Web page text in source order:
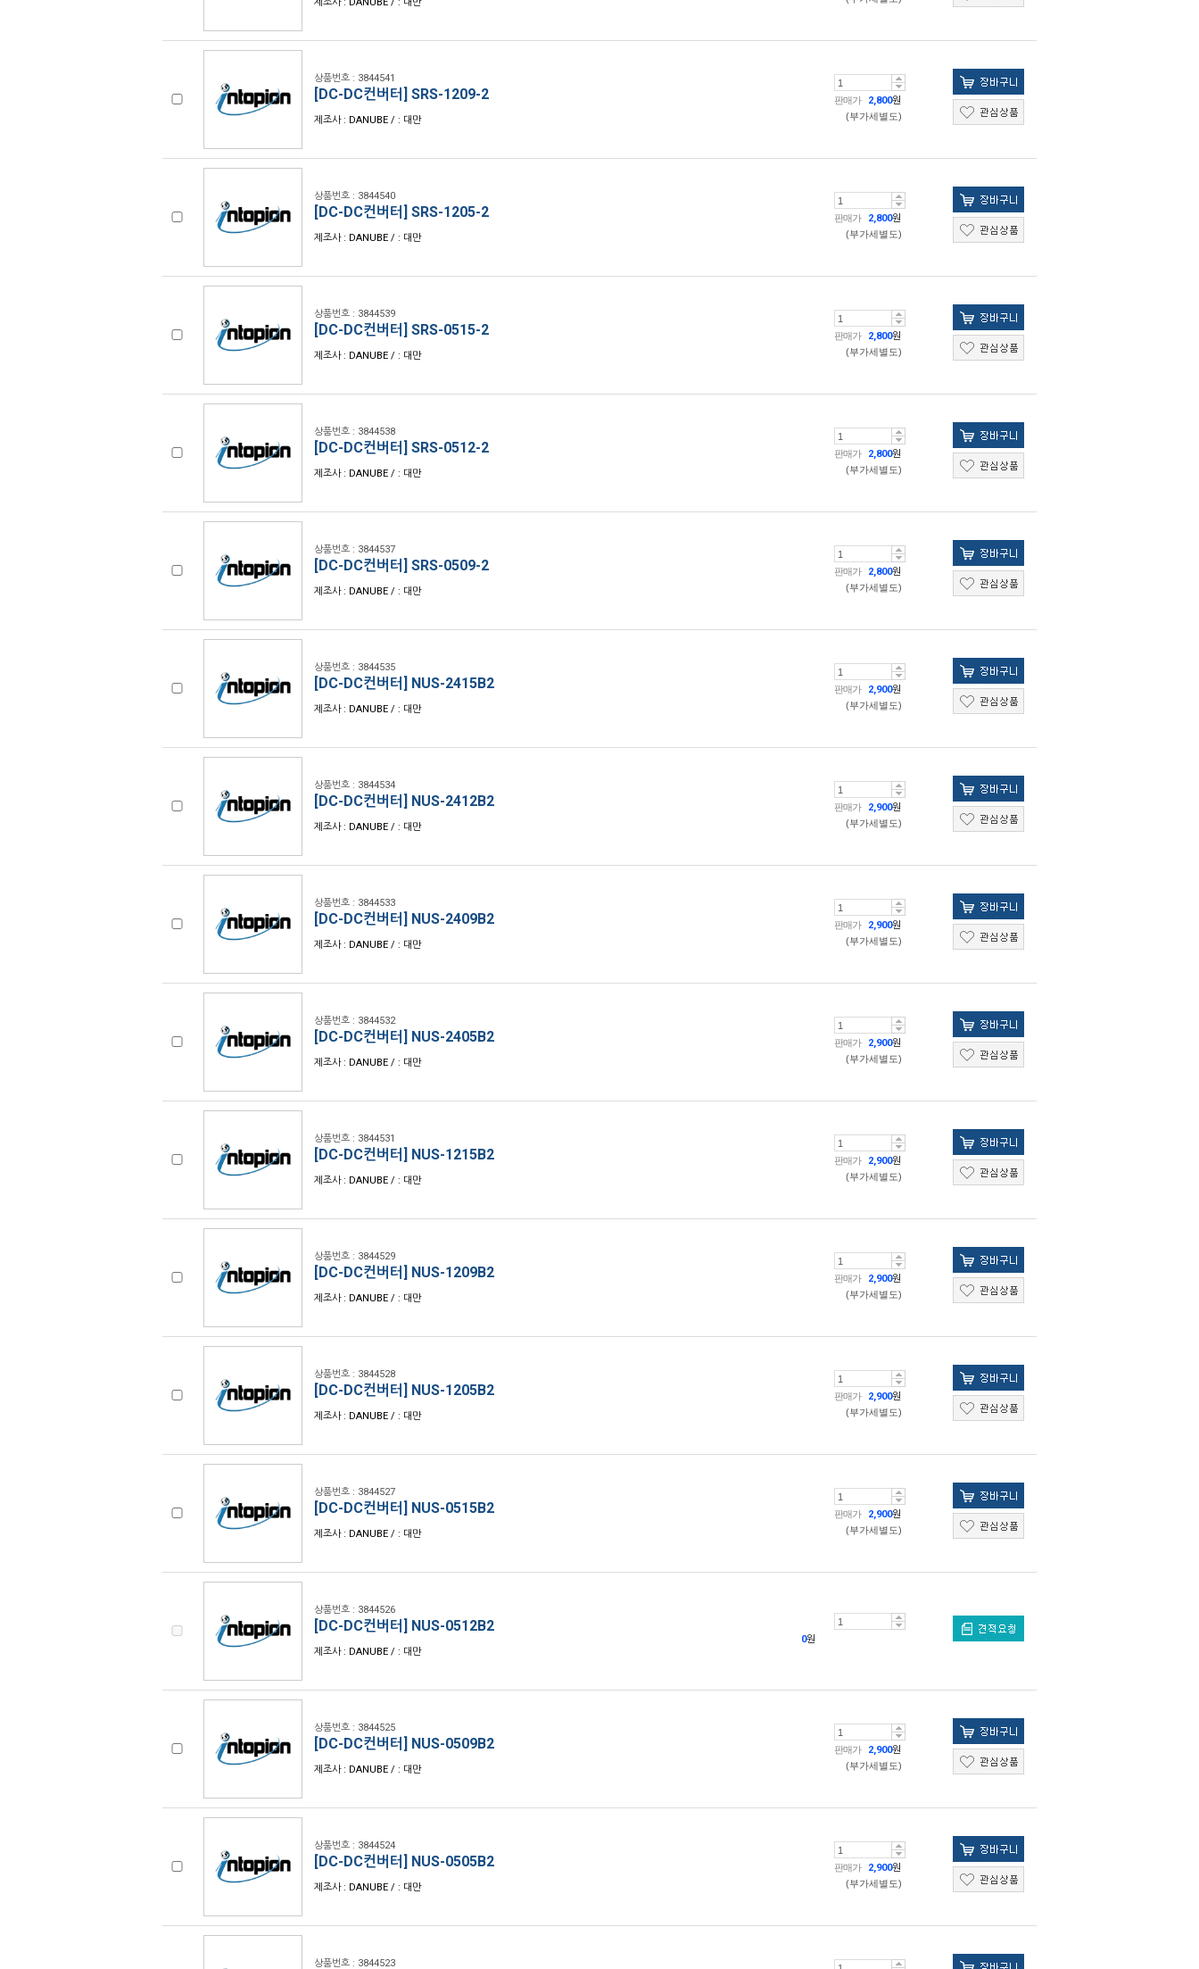
상품번호 : 3844541
[DC-DC컨버터] SRS-1209-2
제조사 : DANUBE / : 대만
판매가 2,800원
(부가세별도)
상품번호 : 3844540
[DC-DC컨버터] SRS-1205-2
제조사 : DANUBE / : 대만
판매가 2,800원
(부가세별도)
상품번호 : 3844539
[DC-DC컨버터] SRS-0515-2
제조사 : DANUBE / : 대만
판매가 2,800원
(부가세별도)
상품번호 : 3844538
[DC-DC컨버터] SRS-0512-2
제조사 : DANUBE / : 대만
판매가 2,800원
(부가세별도)
상품번호 : 3844537
[DC-DC컨버터] SRS-0509-2
제조사 : DANUBE / : 대만
판매가 2,800원
(부가세별도)
상품번호 : 3844535
[DC-DC컨버터] NUS-2415B2
제조사 : DANUBE / : 대만
판매가 2,900원
(부가세별도)
상품번호 : 3844534
[DC-DC컨버터] NUS-2412B2
제조사 : DANUBE / : 대만
판매가 2,900원
(부가세별도)
상품번호 : 3844533
[DC-DC컨버터] NUS-2409B2
제조사 : DANUBE / : 대만
판매가 2,900원
(부가세별도)
상품번호 : 3844532
[DC-DC컨버터] NUS-2405B2
제조사 : DANUBE / : 대만
판매가 2,900원
(부가세별도)
상품번호 : 3844531
[DC-DC컨버터] NUS-1215B2
제조사 : DANUBE / : 대만
판매가 2,900원
(부가세별도)
상품번호 : 3844529
[DC-DC컨버터] NUS-1209B2
제조사 : DANUBE / : 대만
판매가 2,900원
(부가세별도)
상품번호 : 3844528
[DC-DC컨버터] NUS-1205B2
제조사 : DANUBE / : 대만
판매가 2,900원
(부가세별도)
상품번호 : 3844527
[DC-DC컨버터] NUS-0515B2
제조사 : DANUBE / : 대만
판매가 2,900원
(부가세별도)
상품번호 : 3844526
[DC-DC컨버터] NUS-0512B2
제조사 : DANUBE / : 대만
0원
상품번호 : 3844525
[DC-DC컨버터] NUS-0509B2
제조사 : DANUBE / : 대만
판매가 2,900원
(부가세별도)
상품번호 : 3844524
[DC-DC컨버터] NUS-0505B2
제조사 : DANUBE / : 대만
판매가 2,900원
(부가세별도)
상품번호 : 3844523